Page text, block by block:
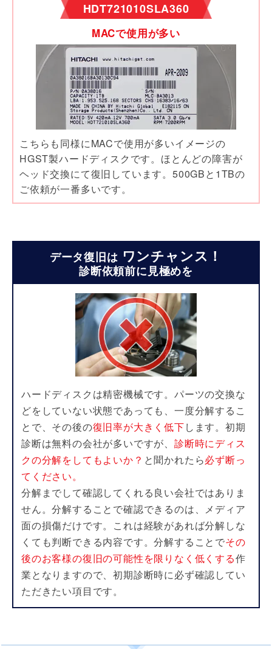
HDT721010SLA360
MACで使用が多い
こちらも同様にMACで使用が多いイメージの
HGST製ハードディスクです。ほとんどの障害が
ヘッド交換にて復旧しています。500GBと1TBの
ご依頼が一番多いです。
データ復旧は ワンチャンス！
診断依頼前に見極めを
ハードディスクは精密機械です。パーツの交換な
どをしていない状態であっても、一度分解するこ
とで、その後の復旧率が大きく低下します。初期
診断は無料の会社が多いですが、診断時にディス
クの分解をしてもよいか？ と聞かれたら必ず断っ
てください。
分解までして確認してくれる良い会社ではありま
せん。分解することで確認できるのは、メディア
面の損傷だけです。これは経験があれば分解しな
くても判断できる内容です。分解することでその
後のお客様の復旧の可能性を限りなく低くする作
業となりますので、初期診断時に必ず確認してい
ただきたい項目です。